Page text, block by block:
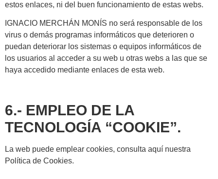
estos enlaces, ni del buen funcionamiento de estas webs.
IGNACIO MERCHÁN MONÍS no será responsable de los
virus o demás programas informáticos que deterioren o
puedan deteriorar los sistemas o equipos informáticos de
los usuarios al acceder a su web u otras webs a las que se
haya accedido mediante enlaces de esta web.
6.- EMPLEO DE LA
TECNOLOGÍA “COOKIE”.
La web puede emplear cookies, consulta aquí nuestra
Política de Cookies.